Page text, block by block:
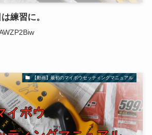
練習に。
【動画】最初のマイボウセッティングマニュアル